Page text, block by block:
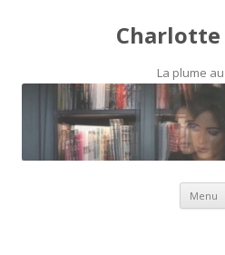
Charlotte
La plume
Menu